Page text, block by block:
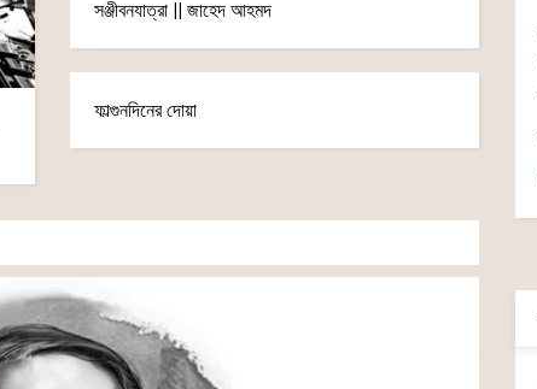
সঞ্জীবনযাত্রা || জাহেদ আহমদ
ফাল্গুনদিনের দোয়া